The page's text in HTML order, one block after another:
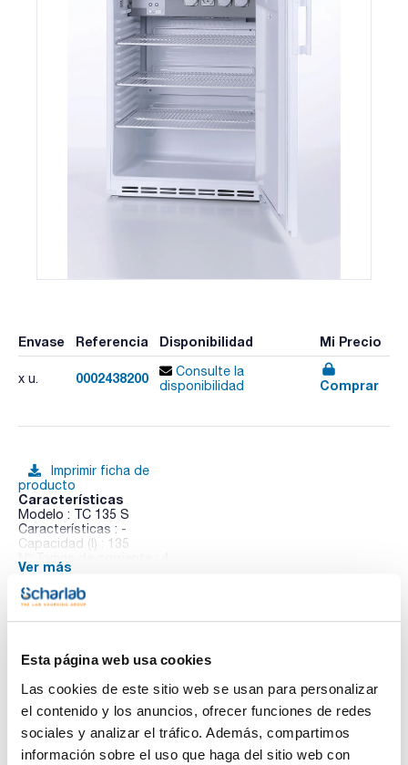
Esta página web usa cookies
Las cookies de este sitio web se usan para personalizar
el contenido y los anuncios, ofrecer funciones de redes
sociales y analizar el tráfico. Además, compartimos
información sobre el uso que haga del sitio web con
Envase Referencia Disponibilidad Mi Precio
x u. 0002438200
Consulte la
disponibilidad
Comprar
Imprimir ficha de
producto
Características
Modelo : TC 135 S
Características : -
Capacidad (l) : 135
Estanterias : 3
Capacidad equipos BD 600 : 3
Dimensiones An x Al x Pr (mm) : 850x600x600
- Incubadores refrigerados de 2 a 40ºC.
DBO BD600 u otros equipos.
Ver más
Te puede interesar